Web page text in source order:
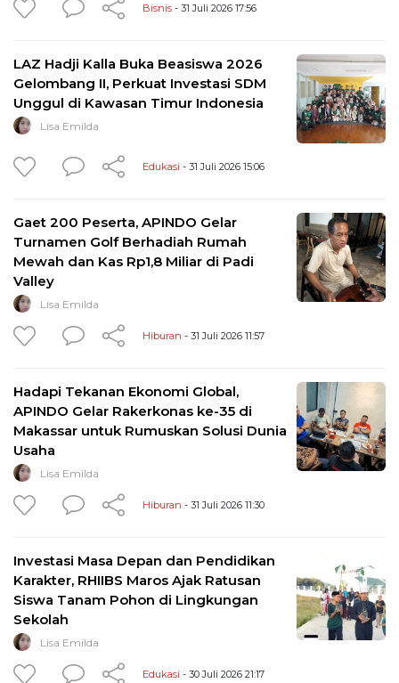
Bisnis - 31 Juli 2026 17:56
LAZ Hadji Kalla Buka Beasiswa 2026
Gelombang II, Perkuat Investasi SDM
Unggul di Kawasan Timur Indonesia
Lisa Emilda
Edukasi - 31 Juli 2026 15:06
Gaet 200 Peserta, APINDO Gelar
Turnamen Golf Berhadiah Rumah
Mewah dan Kas Rp1,8 Miliar di Padi
Valley
Lisa Emilda
Hiburan - 31 Juli 2026 11:57
Hadapi Tekanan Ekonomi Global,
APINDO Gelar Rakerkonas ke-35 di
Makassar untuk Rumuskan Solusi Dunia
Usaha
Lisa Emilda
Hiburan - 31 Juli 2026 11:30
Investasi Masa Depan dan Pendidikan
Karakter, RHIIBS Maros Ajak Ratusan
Siswa Tanam Pohon di Lingkungan
Sekolah
Lisa Emilda
Edukasi - 30 Juli 2026 21:17